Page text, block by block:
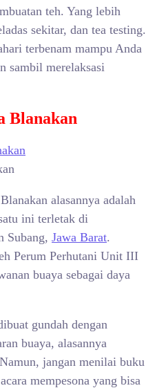
teh. Yang lebih
sekitar, dan tea testing.
terbenam mampu Anda
sambil merelaksasi
Blanakan
alasannya adalah
ini terletak di
Subang, Jawa Barat.
Perum Perhutani Unit III
buaya sebagai daya
gundah dengan
buaya, alasannya
jangan menilai buku
mempesona yang bisa